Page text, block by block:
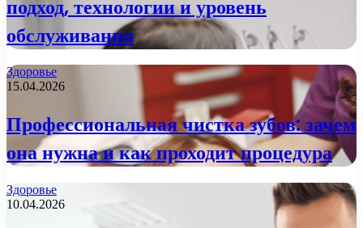
подход, технологии и уровень
обслуживания
Здоровье
15.04.2026
Профессиональная чистка зубов: зачем
она нужна и как проходит процедура
Здоровье
10.04.2026